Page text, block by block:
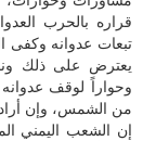
قراره بالحرب
تبعات عدوانه وكفى
يعترض على ذلك
وحواراً لوقف عدوانه
من الشمس، وإن أراد
إن الشعب اليمني